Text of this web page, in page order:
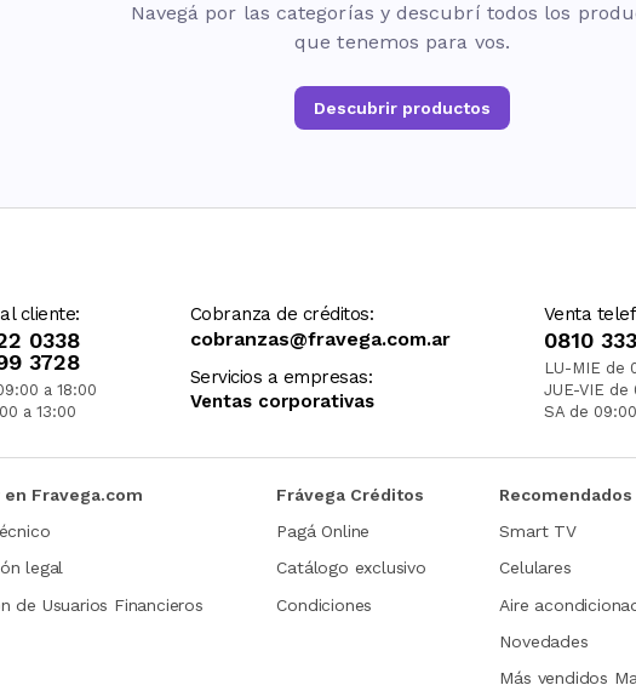
Navegá por las categorías y descubrí todos los
que tenemos para vos.
Descubrir productos
cliente:
0338
3728
a 18:00
a 13:00
Cobranza de créditos:
cobranzas@fravega.com.ar
Servicios a empresas:
Ventas corporativas
Venta
0810
LU-MIE de
JUE-VIE de
SA de
en Fravega.com
legal
de Usuarios Financieros
Frávega Créditos
Pagá Online
Catálogo exclusivo
Condiciones
Recomendados
Smart TV
Celulares
Aire
Novedades
Más vendidos